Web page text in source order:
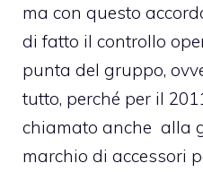
ma con questo
di fatto il controllo
punta del gruppo,
tutto, perché per il
chiamato anche alla
marchio di accessori